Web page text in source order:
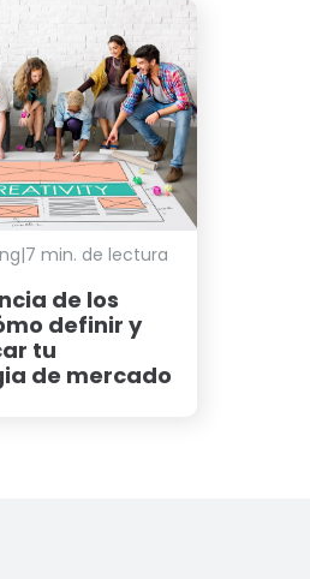
|7 min. de lectura
de los
definir y
tu
de mercado